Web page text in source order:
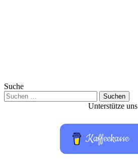
Suche
Suchen
nach:
Unterstütze uns
Kaffeekasse